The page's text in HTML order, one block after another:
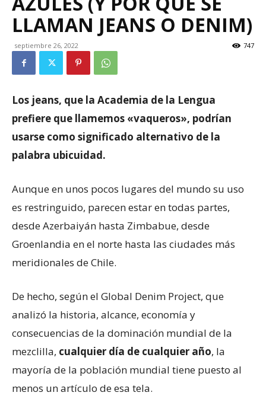
LLAMAN JEANS O DENIM)
septiembre 26, 2022 747
Los jeans, que la Academia de la Lengua
prefiere que llamemos «vaqueros», podrían
usarse como significado alternativo de la
palabra ubicuidad.
Aunque en unos pocos lugares del mundo su uso
es restringuido, parecen estar en todas partes,
desde Azerbaiyán hasta Zimbabue, desde
Groenlandia en el norte hasta las ciudades más
meridionales de Chile.
De hecho, según el Global Denim Project, que
analizó la historia, alcance, economía y
consecuencias de la dominación mundial de la
mezclilla, cualquier día de cualquier año, la
mayoría de la población mundial tiene puesto al
menos un artículo de esa tela.